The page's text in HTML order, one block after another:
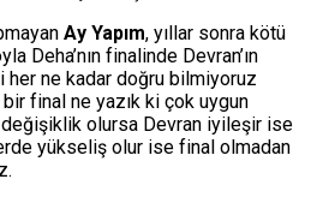
Ay Yapım,yıllar sonra kötü
Deha’nın finalinde Devran’ın
her ne kadar doğru bilmiyoruz
final ne yazık ki çok uygun
olursa Devran iyileşir ise
yükseliş olur ise final olmadan